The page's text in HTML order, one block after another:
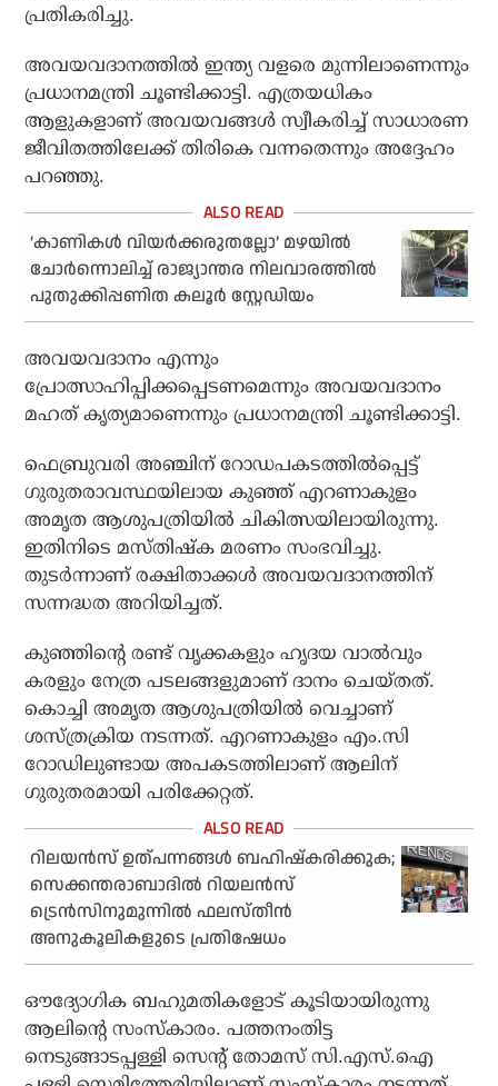
പ്രതികരിച്ചു.
അവയവദാനത്തില്‍ ഇന്ത്യ വളരെ മുന്നിലാണെന്നും
പ്രധാനമന്ത്രി ചൂണ്ടിക്കാട്ടി. എത്രയധികം
ആളുകളാണ് അവയവങ്ങള്‍ സ്വീകരിച്ച് സാധാരണ
ജീവിതത്തിലേക്ക് തിരികെ വന്നതെന്നും അദ്ദേഹം
പറഞ്ഞു.
‘കാണികള്‍ വിയര്‍ക്കരുതല്ലോ’ മഴയില്‍
ചോര്‍ന്നൊലിച്ച് രാജ്യാന്തര നിലവാരത്തില്‍
പുതുക്കിപ്പണിത കലൂര്‍ സ്റ്റേഡിയം
അവയവദാനം എന്നും
പ്രോത്സാഹിപ്പിക്കപ്പെടണമെന്നും അവയവദാനം
മഹത് കൃത്യമാണെന്നും പ്രധാനമന്ത്രി ചൂണ്ടിക്കാട്ടി.
ഫെബ്രുവരി അഞ്ചിന് റോഡപകടത്തില്‍പ്പെട്ട്
ഗുരുതരാവസ്ഥയിലായ കുഞ്ഞ് എറണാകുളം
അമൃത ആശുപത്രിയില്‍ ചികിത്സയിലായിരുന്നു.
ഇതിനിടെ മസ്തിഷ്‌ക മരണം സംഭവിച്ചു.
തുടര്‍ന്നാണ് രക്ഷിതാക്കള്‍ അവയവദാനത്തിന്
സന്നദ്ധത അറിയിച്ചത്.
കുഞ്ഞിന്റെ രണ്ട് വൃക്കകളും ഹൃദയ വാല്‍വും
കരളും നേത്ര പടലങ്ങളുമാണ് ദാനം ചെയ്തത്.
കൊച്ചി അമൃത ആശുപത്രിയില്‍ വെച്ചാണ്
ശസ്ത്രക്രിയ നടന്നത്. എറണാകുളം എം.സി
റോഡിലുണ്ടായ അപകടത്തിലാണ് ആലിന്
ഗുരുതരമായി പരിക്കേറ്റത്.
റിലയന്‍സ് ഉത്പന്നങ്ങള്‍ ബഹിഷ്‌കരിക്കുക;
സെക്കന്തരാബാദില്‍ റിയലന്‍സ്
ട്രെന്‍സിനുമുന്നില്‍ ഫലസ്തീന്‍
അനുകൂലികളുടെ പ്രതിഷേധം
ഔദ്യോഗിക ബഹുമതികളോട് കൂടിയായിരുന്നു
ആലിന്റെ സംസ്‌കാരം. പത്തനംതിട്ട
നെടുങ്ങാടപ്പള്ളി സെന്റ് തോമസ് സി.എസ്.ഐ